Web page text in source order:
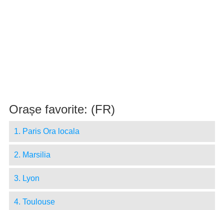
Orașe favorite: (FR)
1. Paris Ora locala
2. Marsilia
3. Lyon
4. Toulouse